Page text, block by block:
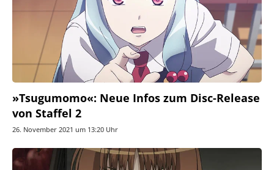
»Tsugumomo«: Neue Infos zum Disc-Release
von Staffel 2
26. November 2021 um 13:20 Uhr